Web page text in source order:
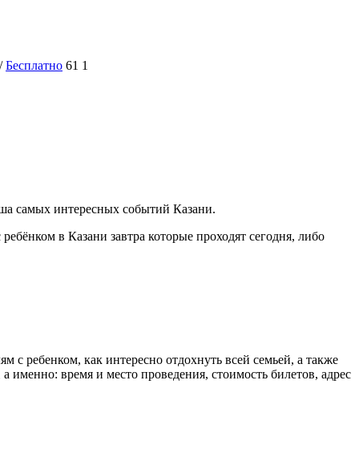
Бесплатно 61 1
самых интересных событий Казани.
в Казани завтра которые проходят сегодня, либо
ребенком, как интересно отдохнуть всей семьей, а также
время и место проведения, стоимость билетов, адрес